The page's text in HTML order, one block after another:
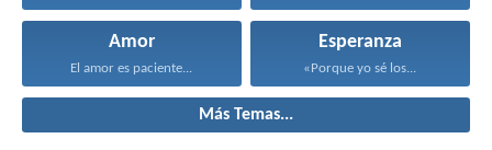
Amor
El amor es paciente...
Esperanza
«Porque yo sé los...
Más Temas...